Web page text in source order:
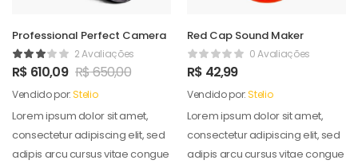
Professional Perfect Camera
2 Avaliações
R$ 610,09 R$650,00
Vendido por:Stelio
Lorem ipsum dolor sit amet,
consectetur adipiscing elit, sed
adipis arcu cursus vitae congue
Red Cap Sound Maker
0 Avaliações
R$ 42,99
Vendido por:Stelio
Lorem ipsum dolor sit amet,
consectetur adipiscing elit, sed
adipis arcu cursus vitae congue